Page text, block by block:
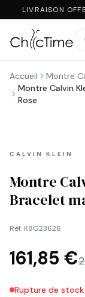
LIVRAISON
Accueil
Montre
Montre Calvin
Rose
CALVIN KLEIN
Montre
Bracelet
Réf. K8G23626
161,85 €
Rupture de stock